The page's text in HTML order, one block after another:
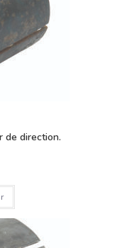
de direction.